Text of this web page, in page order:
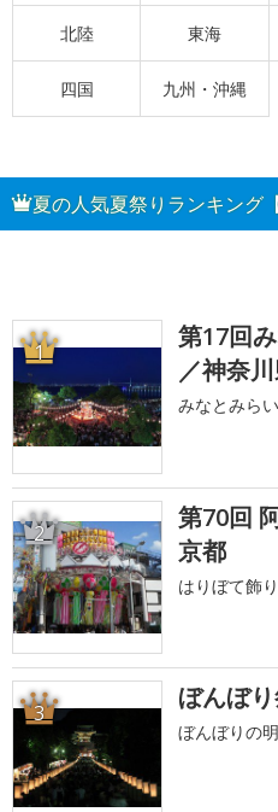
北陸 東海
四国 九州・沖縄
夏の人気夏祭りランキング
1
第17回
／神奈
みなとみら
2
第70回
京都
はりぼて飾
3 ぼんぼ
ぼんぼりの